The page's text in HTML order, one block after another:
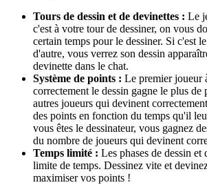
Tours de dessin et de devinettes : Le
c'est à votre tour de dessiner, on vous
certain temps pour le dessiner. Si c'est
d'autre, vous verrez son dessin
devinette dans le chat.
Système de points : Le premier joueur
correctement le dessin gagne le plus
autres joueurs qui devinent
des points en fonction du temps qu'il
vous êtes le dessinateur, vous gagnez
du nombre de joueurs qui devinent
Temps limité : Les phases de dessin et
limite de temps. Dessinez vite et
maximiser vos points !